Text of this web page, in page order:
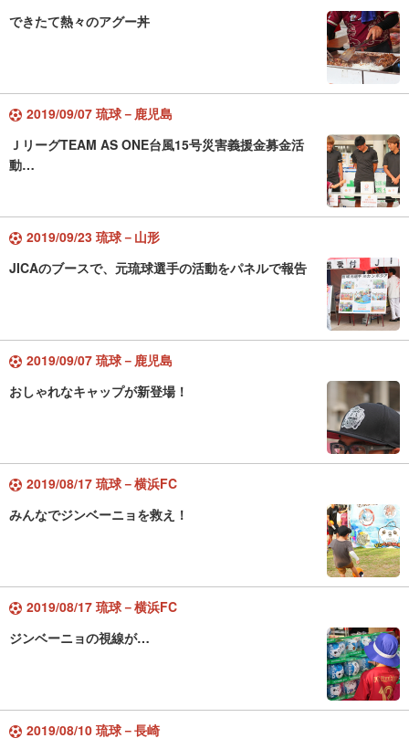
できたて熱々のアグー丼
2019/09/07 琉球－鹿児島
ＪリーグTEAM AS ONE台風15号災害義援金募金活
動…
2019/09/23 琉球－山形
JICAのブースで、元琉球選手の活動をパネルで報告
2019/09/07 琉球－鹿児島
おしゃれなキャップが新登場！
2019/08/17 琉球－横浜FC
みんなでジンベーニョを救え！
2019/08/17 琉球－横浜FC
ジンベーニョの視線が…
2019/08/10 琉球－長崎